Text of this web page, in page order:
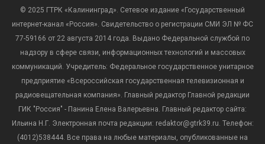
© 2025 ГТРК «Калининград». Сетевое издание «Государственный
интернет-канал «Россия». Свидетельство о регистрации СМИ ЭЛ № ФС
77-59166 от 22 августа 2014 года. Выдано Федеральной службой по
надзору в сфере связи, информационных технологий и массовых
коммуникаций. Учредитель: Федеральное государственное унитарное
предприятие «Всероссийская государственная телевизионная и
радиовещательная компания». Главный редактор Главной редакции
ГИК "Россия" - Панина Елена Валерьевна. Главный редактор сайта:
Ильина Н.Г. Электронная почта редакции: redaktor@gtrk39.ru. Телефон:
(4012)538444. Все права на любые материалы, опубликованные на